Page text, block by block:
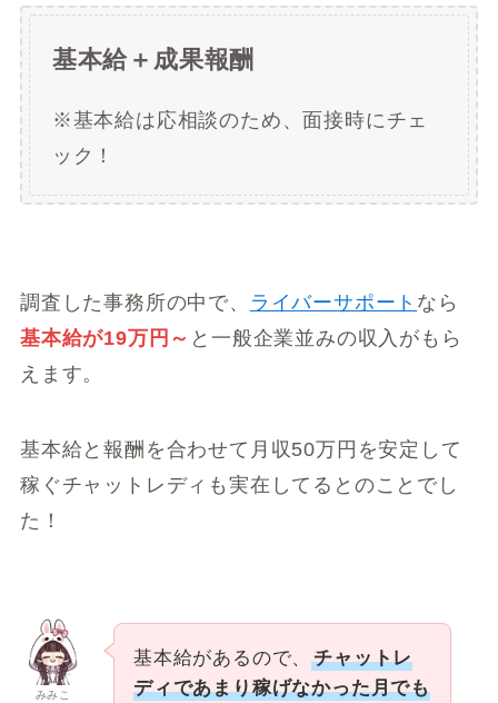
基本給＋成果報酬
※基本給は応相談のため、面接時にチェ
ック！
調査した事務所の中で、 ライバーサポート なら
基本給が19万円～ と一般企業並みの収入がもら
えます。
基本給と報酬を合わせて月収50万円を安定して
稼ぐチャットレディも実在してるとのことでし
た！
みみこ
基本給があるので、チャットレ
ディであまり稼げなかった月でも